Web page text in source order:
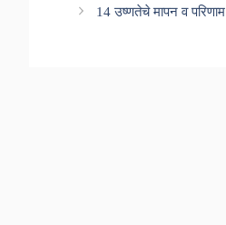
14 उष्णतेचे मापन व परिणाम